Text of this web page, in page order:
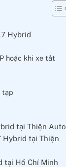
Hybrid
hoặc khi xe tắt
tạp
tại Thiện Auto
Hybrid tại Thiện
tại Hồ Chí Minh